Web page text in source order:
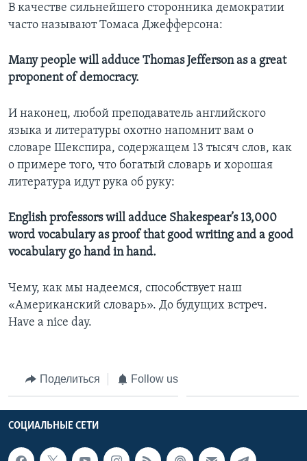
В качестве сильнейшего сторонника демократии
часто называют Томаса Джефферсона:
Many people will adduce Thomas Jefferson as a great
proponent of democracy.
И наконец, любой преподаватель английского
языка и литературы охотно напомнит вам о
словаре Шекспира, содержащем 13 тысяч слов, как
о примере того, что богатый словарь и хорошая
литература идут рука об руку:
English professors will adduce Shakespear’s 13,000
word vocabulary as proof that good writing and a good
vocabulary go hand in hand.
Чему, как мы надеемся, способствует наш
«Американский словарь». До будущих встреч.
Have a nice day.
Поделиться Follow us
СОЦИАЛЬНЫЕ СЕТИ